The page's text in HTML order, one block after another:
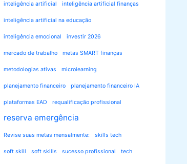
inteligência artificial inteligência artificial finanças
inteligência artificial na educação
inteligência emocional investir 2026
mercado de trabalho metas SMART finanças
metodologias ativas microlearning
planejamento financeiro planejamento financeiro IA
plataformas EAD requalificação profissional
reserva emergência
Revise suas metas mensalmente: skills tech
soft skill soft skills sucesso profissional tech